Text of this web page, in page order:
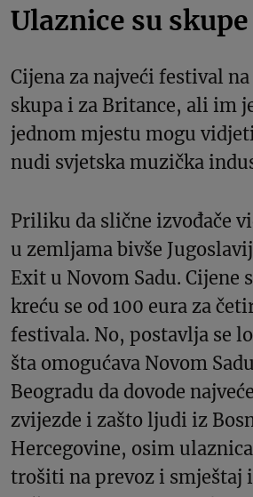
Ulaznice su
Cijena za najveći festival
skupa i za Britance, ali im
jednom mjestu mogu
nudi svjetska muzička
Priliku da slične izvođače
u zemljama bivše
Exit u Novom Sadu. Cijene
kreću se od 100 eura za
festivala. No, postavlja se
šta omogućava Novom
Beogradu da dovode
zvijezde i zašto ljudi iz
Hercegovine, osim
trošiti na prevoz i smještaj